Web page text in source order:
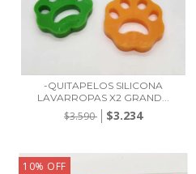
-QUITAPELOS SILICONA
LAVARROPAS X2 GRAND...
$3.590 $3.234
10% OFF